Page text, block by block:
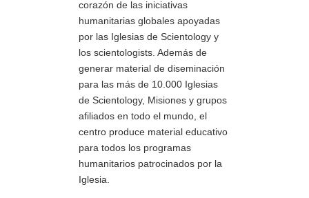
corazón de las iniciativas
humanitarias globales apoyadas
por las Iglesias de Scientology y
los scientologists. Además de
generar material de diseminación
para las más de 10.000 Iglesias
de Scientology, Misiones y grupos
afiliados en todo el mundo, el
centro produce material educativo
para todos los programas
humanitarios patrocinados por la
Iglesia.